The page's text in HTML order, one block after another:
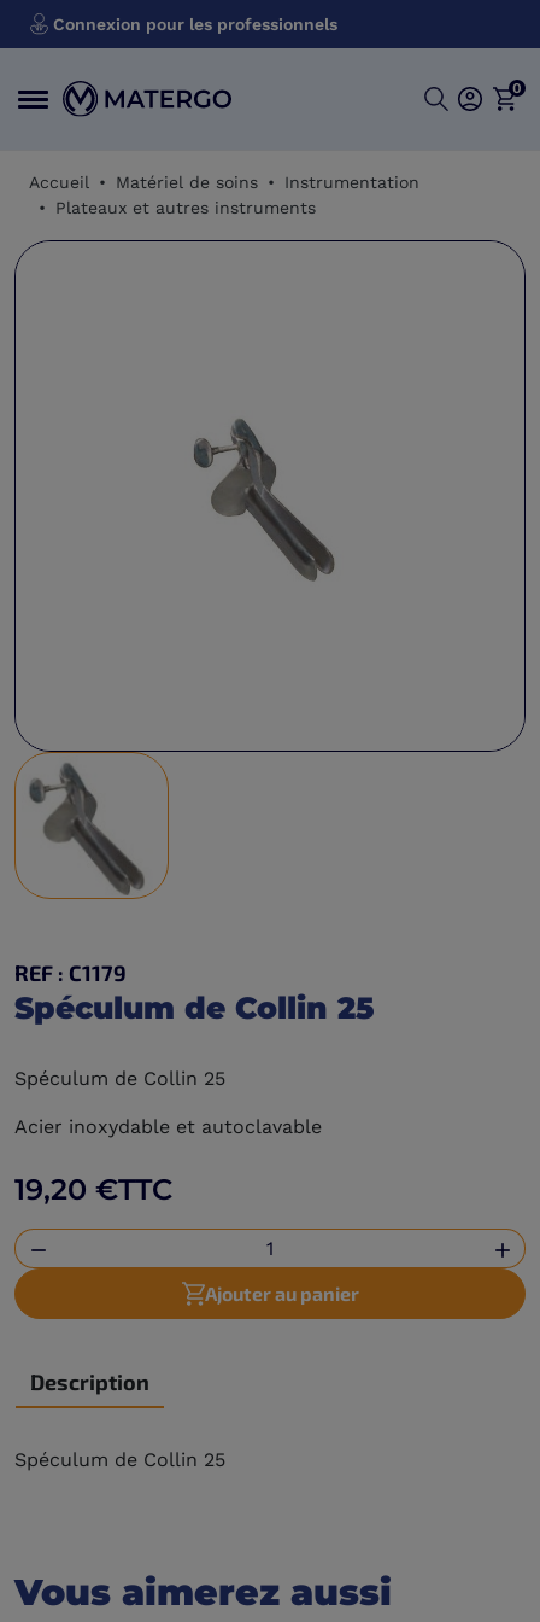
Connexion pour les professionnels
0
Accueil Matériel de soins
Instrumentation
Plateaux et autres instruments
REF : C1179
Spéculum de Collin 25
Spéculum de Collin 25
Acier inoxydable et autoclavable
19,20 €TTC
 
Ajouter au panier
Description
Spéculum de Collin 25
Vous aimerez aussi